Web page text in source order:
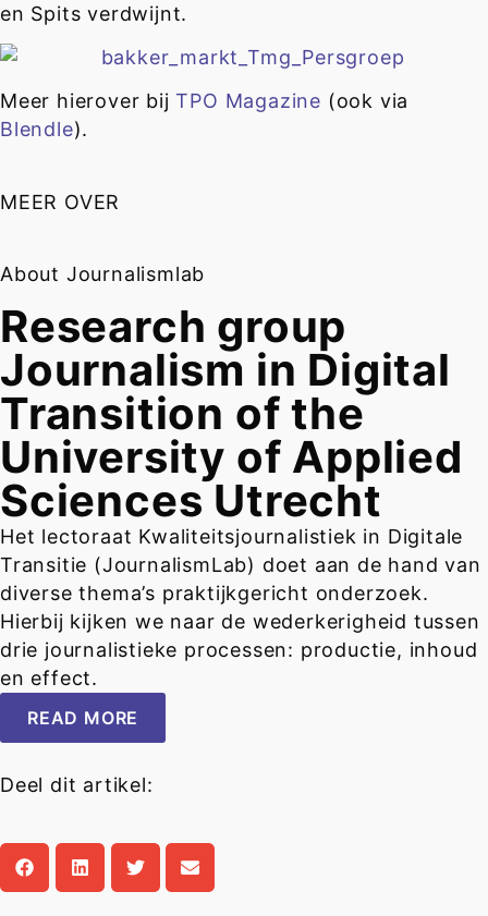
en Spits verdwijnt.
Meer hierover bijTPO Magazine (ook via
Blendle).
MEER OVER
About Journalismlab
Research group
Journalism in Digital
Transition of the
University of Applied
Sciences Utrecht
Het lectoraat Kwaliteitsjournalistiek in Digitale
Transitie (JournalismLab) doet aan de hand van
diverse thema’s praktijkgericht onderzoek.
Hierbij kijken we naar de wederkerigheid tussen
drie journalistieke processen: productie, inhoud
en effect.
READ MORE
Deel dit artikel: